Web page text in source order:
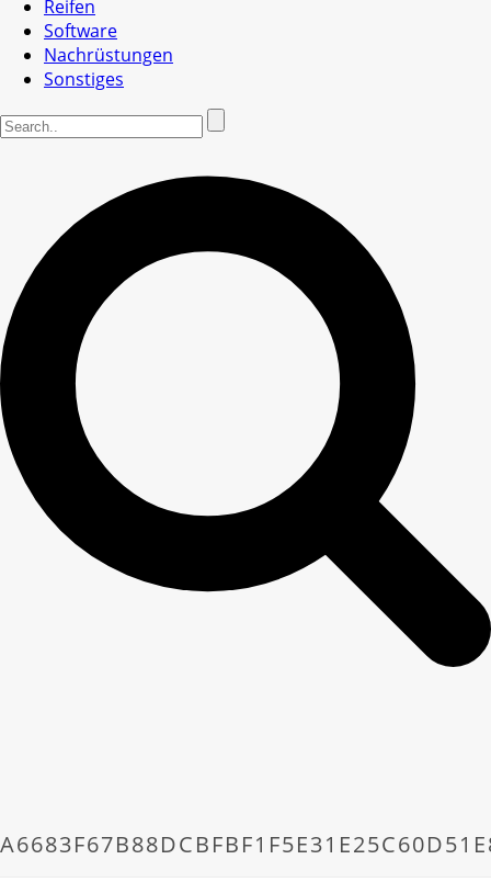
Reifen
Software
Nachrüstungen
Sonstiges